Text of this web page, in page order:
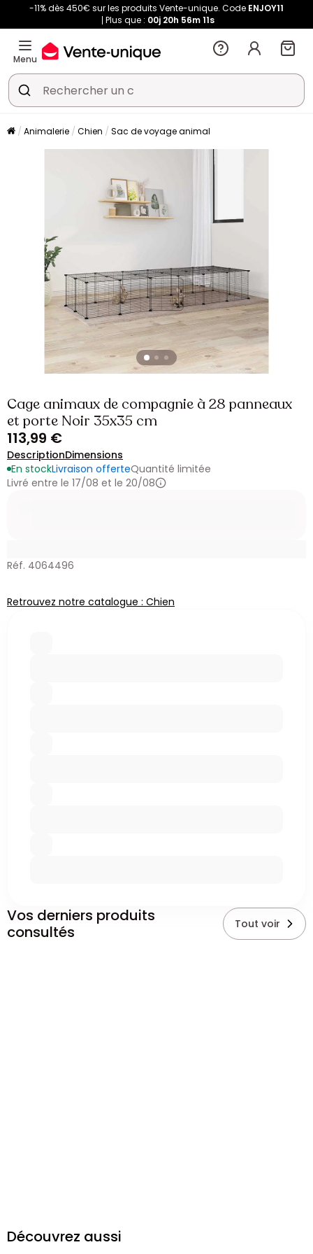
-11% dès 450€ sur les produits Vente-unique. Code ENJOY11
Plus que : 00j 20h 56m 11s
Menu
Animalerie Chien Sac de voyage animal
Cage animaux de compagnie à 28 panneaux
et porte Noir 35x35 cm
113,99 €
DescriptionDimensions
En stockLivraison offerteQuantité limitée
Livré entre le 17/08 et le 20/08
Réf. 4064496
Retrouvez notre catalogue : Chien
Vos derniers produits
consultés
Tout voir
Découvrez aussi